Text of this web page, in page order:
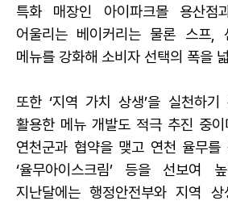
특화 매장인 아이파크몰 용산점
어울리는 베이커리는 물론 스프,
메뉴를 강화해 소비자 선택의 폭을
또한 ‘지역 가치 상생’을 실천하
활용한 메뉴 개발도 적극 추진 중
연천군과 협약을 맺고 연천 율무를
‘율무아이스크림’ 등을 선보여
지난달에는 행정안전부와 지역